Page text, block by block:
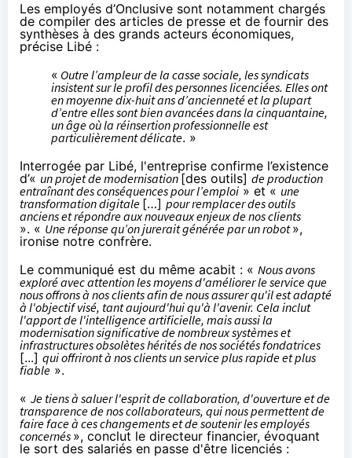
Les employés d’Onclusive sont notamment chargés
de compiler des articles de presse et de fournir des
synthèses à des grands acteurs économiques,
précise Libé :
« Outre l’ampleur de la casse sociale, les syndicats
insistent sur le profil des personnes licenciées. Elles ont
en moyenne dix-huit ans d’ancienneté et la plupart
d’entre elles sont bien avancées dans la cinquantaine,
un âge où la réinsertion professionnelle est
particulièrement délicate. »
Interrogée par Libé, l'entreprise confirme l’existence
d’« un projet de modernisation[des outils] de production
entraînant des conséquences pour l’emploi » et « une
transformation digitale […] pour remplacer des outils
anciens et répondre aux nouveaux enjeux de nos clients
». « Une réponse qu’on jurerait générée par un robot»,
ironise notre confrère.
Le communiqué est du même acabit : « Nous avons
exploré avec attention les moyens d'améliorer le service que
nous offrons à nos clients afin de nous assurer qu'il est adapté
à l'objectif visé, tant aujourd'hui qu'à l'avenir. Cela inclut
l'apport de l'intelligence artificielle, mais aussi la
modernisation significative de nombreux systèmes et
infrastructures obsolètes hérités de nos sociétés fondatrices
[...] qui offriront à nos clients un service plus rapide et plus
fiable ».
« Je tiens à saluer l'esprit de collaboration, d'ouverture et de
transparence de nos collaborateurs, qui nous permettent de
faire face à ces changements et de soutenir les employés
concernés », conclut le directeur financier, évoquant
le sort des salariés en passe d'être licenciés :